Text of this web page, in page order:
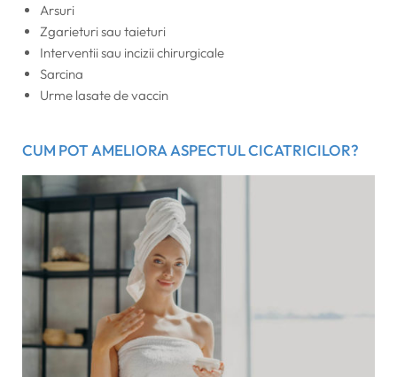
Arsuri
Zgarieturi sau taieturi
Interventii sau incizii chirurgicale
Sarcina
Urme lasate de vaccin
CUM POT AMELIORA ASPECTUL CICATRICILOR?